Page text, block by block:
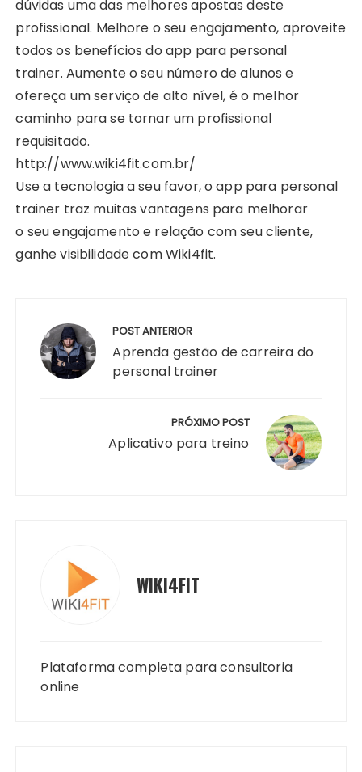
dúvidas uma das melhores apostas deste
profissional. Melhore o seu engajamento, aproveite
todos os benefícios do app para personal
trainer. Aumente o seu número de alunos e
ofereça um serviço de alto nível, é o melhor
caminho para se tornar um profissional
requisitado.
http://www.wiki4fit.com.br/
Use a tecnologia a seu favor, o app para personal
trainer traz muitas vantagens para melhorar
o seu engajamento e relação com seu cliente,
ganhe visibilidade com Wiki4fit.
Post
POST ANTERIOR
Aprenda gestão de carreira do
personal trainer
PRÓXIMO POST
Aplicativo para treino
WIKI4FIT
Plataforma completa para consultoria
online